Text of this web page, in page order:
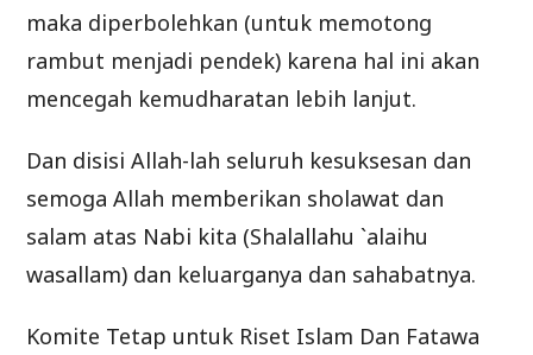
maka diperbolehkan (untuk memotong
rambut menjadi pendek) karena hal ini akan
mencegah kemudharatan lebih lanjut.
Dan disisi Allah-lah seluruh kesuksesan dan
semoga Allah memberikan sholawat dan
salam atas Nabi kita (Shalallahu `alaihu
wasallam) dan keluarganya dan sahabatnya.
Komite Tetap untuk Riset Islam Dan Fatawa